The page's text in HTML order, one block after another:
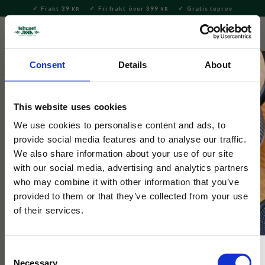
Consent Details About
This website uses cookies
We use cookies to personalise content and ads, to
provide social media features and to analyse our traffic.
We also share information about your use of our site
with our social media, advertising and analytics partners
who may combine it with other information that you’ve
provided to them or that they’ve collected from your use
of their services.
Necessary
Meny
Frakt 39 KR Fri frakt över 399 KR Gratis teprov
Hem & Inredningsdetaljer
Mumin
Manikyrset Mumin Lila
Manikyrset med fem delar i lila fodral.